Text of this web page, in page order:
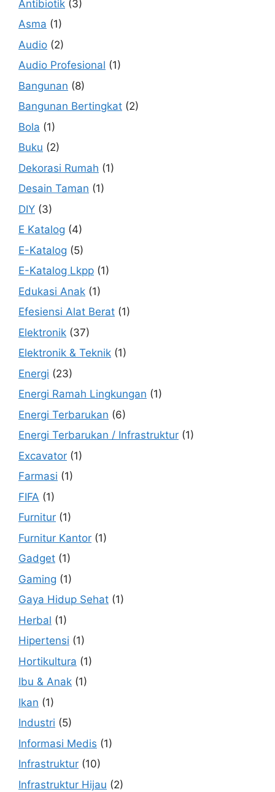
Antibiotik (3)
Asma (1)
Audio (2)
Audio Profesional (1)
Bangunan (8)
Bangunan Bertingkat (2)
Bola (1)
Buku (2)
Dekorasi Rumah (1)
Desain Taman (1)
DIY (3)
E Katalog (4)
E-Katalog (5)
E-Katalog Lkpp (1)
Edukasi Anak (1)
Efesiensi Alat Berat (1)
Elektronik (37)
Elektronik & Teknik (1)
Energi (23)
Energi Ramah Lingkungan (1)
Energi Terbarukan (6)
Energi Terbarukan / Infrastruktur (1)
Excavator (1)
Farmasi (1)
FIFA (1)
Furnitur (1)
Furnitur Kantor (1)
Gadget (1)
Gaming (1)
Gaya Hidup Sehat (1)
Herbal (1)
Hipertensi (1)
Hortikultura (1)
Ibu & Anak (1)
Ikan (1)
Industri (5)
Informasi Medis (1)
Infrastruktur (10)
Infrastruktur Hijau (2)